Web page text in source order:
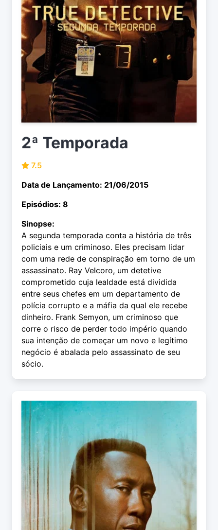
2ª Temporada
7.5
Data de Lançamento: 21/06/2015
Episódios: 8
Sinopse:
A segunda temporada conta a história de três
policiais e um criminoso. Eles precisam lidar
com uma rede de conspiração em torno de um
assassinato. Ray Velcoro, um detetive
comprometido cuja lealdade está dividida
entre seus chefes em um departamento de
polícia corrupto e a máfia da qual ele recebe
dinheiro. Frank Semyon, um criminoso que
corre o risco de perder todo império quando
sua intenção de começar um novo e legítimo
negócio é abalada pelo assassinato de seu
sócio.